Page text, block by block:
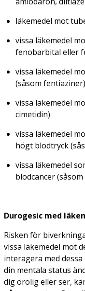
läkemedel mot
vissa läkemedel
fenobarbital eller
vissa läkemedel
(såsom fentiaziner)
vissa läkemedel
cimetidin)
vissa läkemedel
högt blodtryck
vissa läkemedel
blodcancer
Durogesic med
Risken för
vissa läkemedel mot
interagera med
din mentala status
dig orolig eller ser,